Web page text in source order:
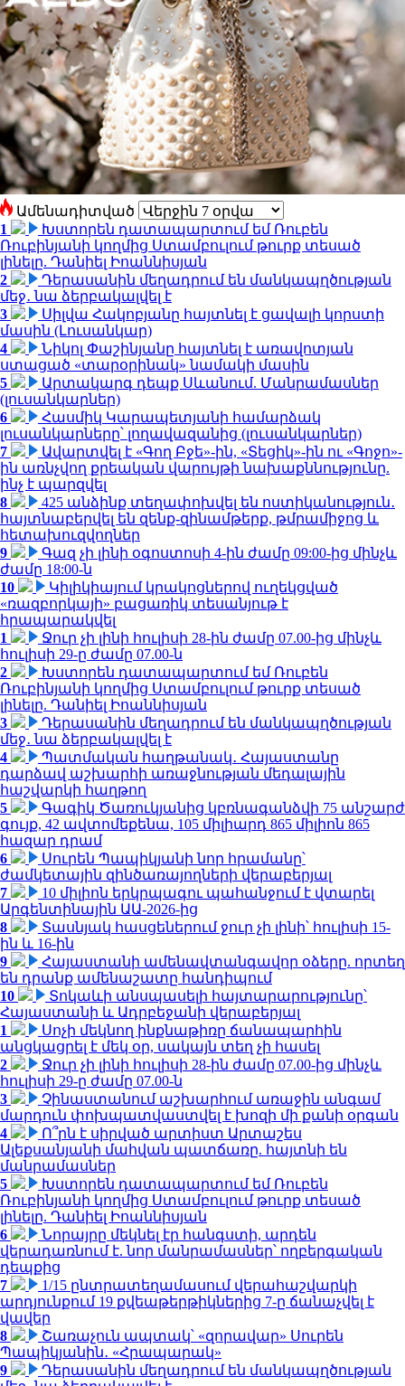
Ամենադիտված
1
Խստորեն դատապարտում եմ Ռուբեն
Ռուբինյանի կողմից Ստամբուլում թուրք տեսած
լինելը. Դանիել Իոաննիսյան
2
Դերասանին մեղադրում են մանկապղծության
մեջ․ նա ձերբակալվել է
3
Սիլվա Հակոբյանը հայտնել է ցավալի կորստի
մասին (Լուսանկար)
4
Նիկոլ Փաշինյանը հայտնել է առավոտյան
ստացած «տարօրինակ» նամակի մասին
5
Արտակարգ դեպք Սևանում. Մանրամասներ
(լուսանկարներ)
6
Հասմիկ Կարապետյանի համարձակ
լուսանկարները՝ լողավազանից (լուսանկարներ)
7
Ավարտվել է «Գող Բջե»-ին, «Տեցիկ»-ին ու «Գոջո»-
ին առնչվող քրեական վարույթի նախաքննությունը.
ինչ է պարզվել
8
425 անձինք տեղափոխվել են ոստիկանություն․
հայտնաբերվել են զենք-զինամթերք, թմրամիջոց և
հետախուզվողներ
9
Գազ չի լինի օգոստոսի 4-ին ժամը 09:00-ից մինչև
ժամը 18:00-ն
10
Կիլիկիայում կրակոցներով ուղեկցված
«ռազբորկայի» բացառիկ տեսանյութ է
հրապարակվել
1
Ջուր չի լինի հուլիսի 28-ին ժամը 07.00-ից մինչև
հուլիսի 29-ը ժամը 07.00-ն
2
Խստորեն դատապարտում եմ Ռուբեն
Ռուբինյանի կողմից Ստամբուլում թուրք տեսած
լինելը. Դանիել Իոաննիսյան
3
Դերասանին մեղադրում են մանկապղծության
մեջ․ նա ձերբակալվել է
4
Պատմական հաղթանակ․ Հայաստանը
դարձավ աշխարհի առաջնության մեդալային
հաշվարկի հաղթող
5
Գագիկ Ծառուկյանից կբռնագանձվի 75 անշարժ
գույք, 42 ավտոմեքենա, 105 միլիարդ 865 միլիոն 865
հազար դրամ
6
Սուրեն Պապիկյանի նոր հրամանը՝
ժամկետային զինծառայողների վերաբերյալ
7
10 միլիոն երկրպագու պահանջում է վտարել
Արգենտինային ԱԱ-2026-ից
8
Տասնյակ հասցեներում ջուր չի լինի՝ հուլիսի 15-
ին և 16-ին
9
Հայաստանի ամենավտանգավոր օձերը. որտեղ
են դրանք ամենաշատը հանդիպում
10
Տոկաևի անսպասելի հայտարարությունը՝
Հայաստանի և Ադրբեջանի վերաբերյալ
1
Սոչի մեկնող ինքնաթիռը ճանապարհին
անցկացրել է մեկ օր, սակայն տեղ չի հասել
2
Ջուր չի լինի հուլիսի 28-ին ժամը 07.00-ից մինչև
հուլիսի 29-ը ժամը 07.00-ն
3
Չինաստանում աշխարհում առաջին անգամ
մարդուն փոխպատվաստվել է խոզի մի քանի օրգան
4
Ո՞րն է սիրված արտիստ Արտաշես
Ալեքսանյանի մահվան պատճառը. հայտնի են
մանրամասներ
5
Խստորեն դատապարտում եմ Ռուբեն
Ռուբինյանի կողմից Ստամբուլում թուրք տեսած
լինելը. Դանիել Իոաննիսյան
6
Նորայրը մեկնել էր հանգստի, արդեն
վերադառնում է. նոր մանրամասներ՝ ողբերգական
դեպքից
7
1/15 ընտրատեղամասում վերահաշվարկի
արդյունքում 19 քվեաթերթիկներից 7-ը ճանաչվել է
վավեր
8
Շառաչուն ապտակ՝ «զորավար» Սուրեն
Պապիկյանին․ «Հրապարակ»
9
Դերասանին մեղադրում են մանկապղծության